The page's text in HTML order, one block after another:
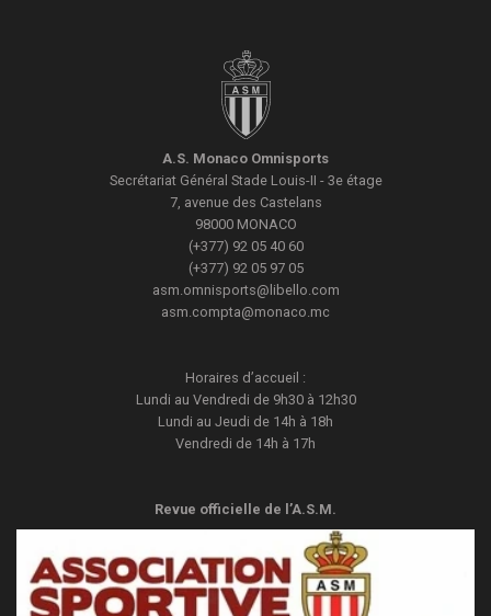
A.S. Monaco Omnisports
Secrétariat Général Stade Louis-II - 3e étage
7, avenue des Castelans
98000 MONACO
(+377) 92 05 40 60
(+377) 92 05 97 05
asm.omnisports@libello.com
asm.compta@monaco.mc
Horaires d’accueil :
Lundi au Vendredi de 9h30 à 12h30
Lundi au Jeudi de 14h à 18h
Vendredi de 14h à 17h
Revue officielle de l’A.S.M.